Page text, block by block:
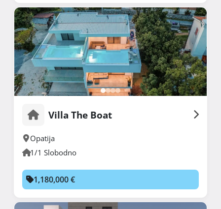
Villa The Boat
Opatija
1/1 Slobodno
1,180,000 €